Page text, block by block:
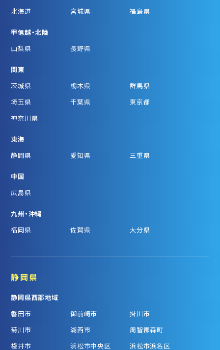
北海道
宮城県 福島県
甲信越・北陸
山梨県
長野県
関東
茨城県
栃木県
群馬県
埼玉県
千葉県
東京都
神奈川県
東海
静岡県
愛知県 三重県
中国
広島県
九州・沖縄
福岡県
佐賀県 大分県
静岡県
静岡県西部地域
磐田市
御前崎市
掛川市
菊川市
湖西市
周智郡森町
袋井市
浜松市中央区 浜松市浜名区